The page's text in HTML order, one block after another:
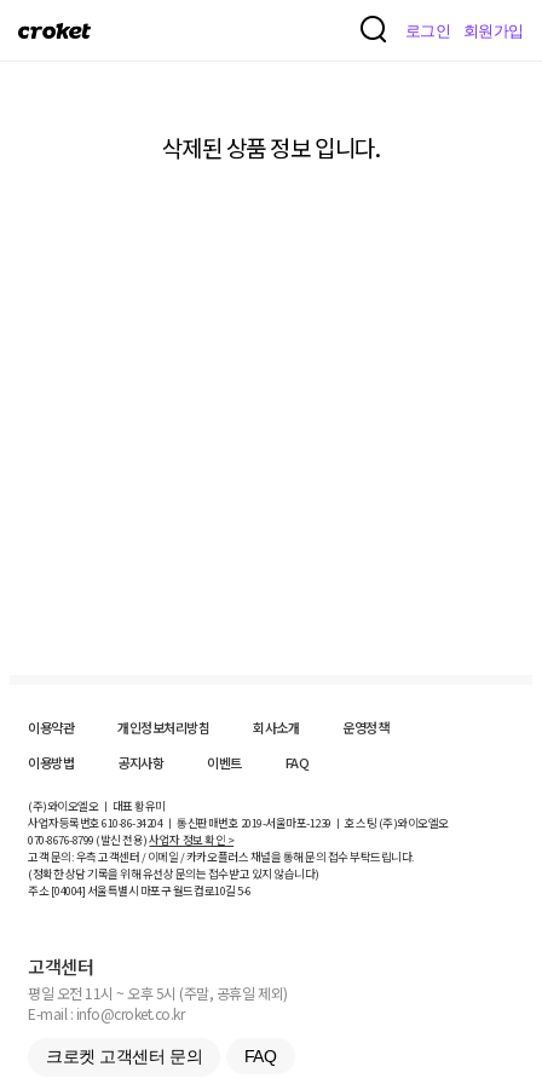
크
로그인 회원가입
삭제된 상품 정보 입니다.
이용약관 개인정보처리방침 회사소개
운영정책
이용방법
공지사항 이벤트 FAQ
(주)와이오엘오 ㅣ 대표 황유미
사업자등록번호610-86-34204ㅣ 통신판매번호 2019-서울마포-1239 ㅣ 호스팅 (주)와이오엘오
070-8676-8799 (발신 전용)사업자 정보 확인 >
고객 문의: 우측 고객센터 / 이메일 / 카카오플러스 채널을 통해 문의 접수 부탁드립니다.
(정확한 상담 기록을 위해 유선상 문의는 접수받고 있지 않습니다)
주소 [04004] 서울특별시 마포구 월드컵로10길5-6
고객센터
평일 오전 11시 ~ 오후 5시 (주말, 공휴일 제외)
E-mail : info@croket.co.kr
크로켓 고객센터 문의 FAQ